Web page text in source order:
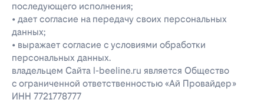
последующего исполнения;
• дает согласие на передачу своих персональных
данных;
• выражает согласие с условиями обработки
персональных данных.
владельцем Сайта l-beeline.ru является Общество
с ограниченной ответственностью «Ай Провайдер»
ИНН 7721778777